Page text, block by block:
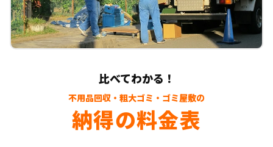
比べてわかる！
不用品回収・粗大ゴミ・ゴミ屋敷の
納得の料金表